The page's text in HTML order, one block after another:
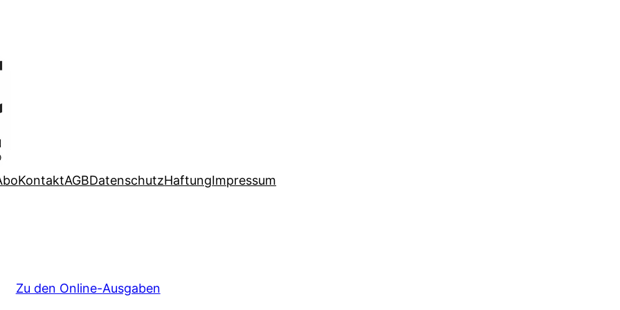
KontaktAGBDatenschutzHaftungImpressum
Zu den Online-Ausgaben